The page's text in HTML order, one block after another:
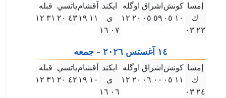
إمسا
ك
۲۳ ۰۳
كونش
۱۰ ۰٥
اشراق
٥٩ ۰٥
اوگله
۲۰ ۱۲
ايكند
ى
۰٧ ۱٦
آقشام
۱۱ ۱٩
ياتسي
٤۳ ۲۰
قبله
۳۱ ۱۲
۱٤ آغستس ۲۰۲٦ - جمعه
إمسا
ك
۲٤ ۰۳
كونش
۱۱ ۰٥
اشراق
۰۰ ۰٦
اوگله
۲۰ ۱۲
ايكند
ى
۰٦ ۱٦
آقشام
۱۰ ۱٩
ياتسي
٤۲ ۲۰
قبله
۳۱ ۱۲